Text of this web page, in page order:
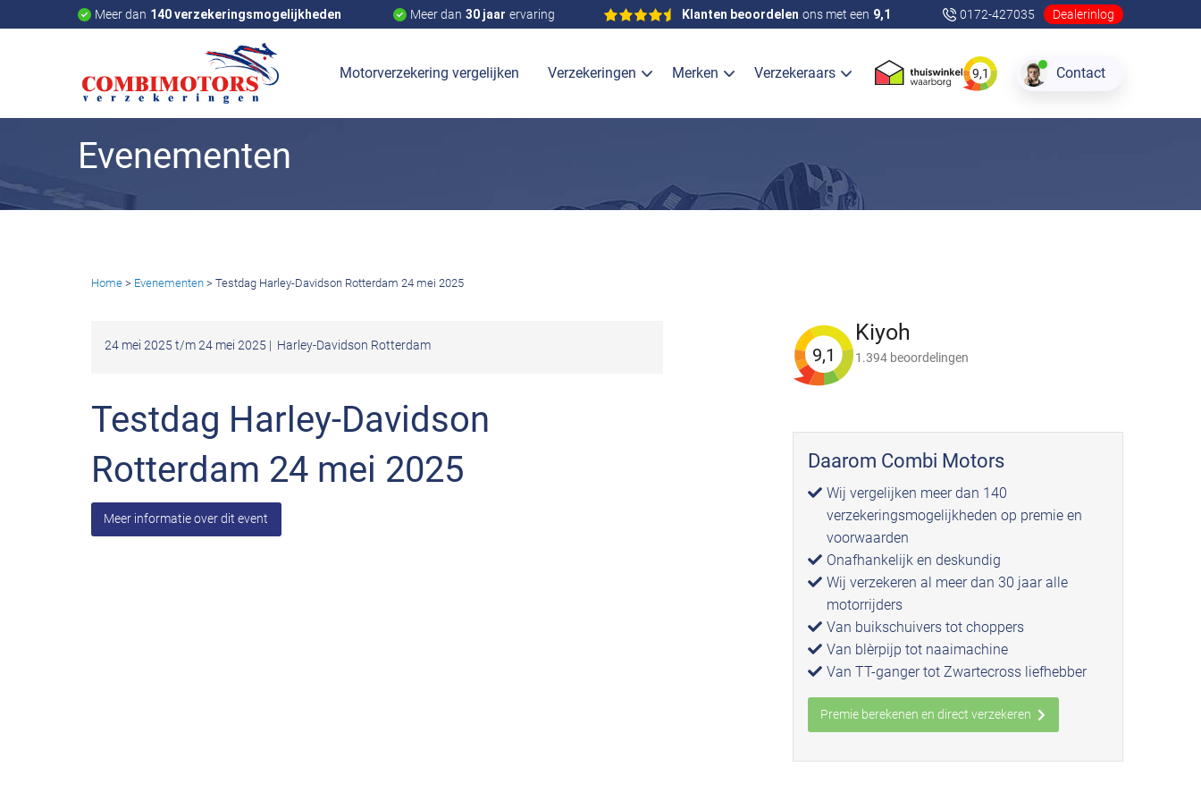
Meer dan 140 verzekeringsmogelijkheden Meer dan 30 jaar ervaring Klanten beoordelen ons met een 9,1 0172-427035 Dealerinlog
Motorverzekering vergelijken Verzekeringen Merken Verzekeraars 9,1 Contact
Evenementen
Home > Evenementen > Testdag Harley-Davidson Rotterdam 24 mei 2025
24 mei 2025 t/m 24 mei 2025 | Harley-Davidson Rotterdam
Testdag Harley-Davidson
Rotterdam 24 mei 2025
Meer informatie over dit event
9,1
Kiyoh
1.394 beoordelingen
Daarom Combi Motors
Wij vergelijken meer dan 140
verzekeringsmogelijkheden op premie en
voorwaarden
Onafhankelijk en deskundig
Wij verzekeren al meer dan 30 jaar alle
motorrijders
Van buikschuivers tot choppers
Van blèrpijp tot naaimachine
Van TT-ganger tot Zwartecross liefhebber
Premie berekenen en direct verzekeren